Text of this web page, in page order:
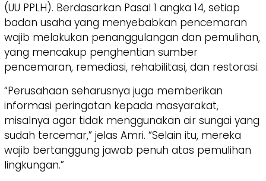
(UU PPLH). Berdasarkan Pasal 1 angka 14, setiap
badan usaha yang menyebabkan pencemaran
wajib melakukan penanggulangan dan pemulihan,
yang mencakup penghentian sumber
pencemaran, remediasi, rehabilitasi, dan restorasi.
“Perusahaan seharusnya juga memberikan
informasi peringatan kepada masyarakat,
misalnya agar tidak menggunakan air sungai yang
sudah tercemar,” jelas Amri. “Selain itu, mereka
wajib bertanggung jawab penuh atas pemulihan
lingkungan.”